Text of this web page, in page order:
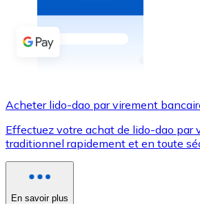
Acheter avec espèces
Virement SEPA
Utilisez les cartes Visa et
Acheter avec carte
Acheter lido-dao par virement
Effectuez votre achat de lido-dao par
traditionnel rapidement et en toute
En savoir plus